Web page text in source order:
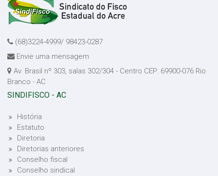
(68)3224-4999/ 98423-0287
Envie uma mensagem
Av. Brasil nº 303, salas 302/304 - Centro CEP: 69900-076 Rio
Branco - AC
SINDIFISCO - AC
História
Estatuto
Diretoria
Diretorias anteriores
Conselho fiscal
Conselho sindical